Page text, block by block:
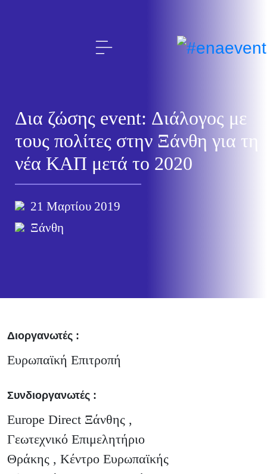
Δια ζώσης event: Διάλογος με
τους πολίτες στην Ξάνθη για τη
νέα ΚΑΠ μετά το 2020
21 Μαρτίου 2019
Ξάνθη
Διοργανωτές :
Ευρωπαϊκή Επιτροπή
Συνδιοργανωτές :
Europe Direct Ξάνθης ,
Γεωτεχνικό Επιμελητήριο
Θράκης , Κέντρο Ευρωπαϊκής